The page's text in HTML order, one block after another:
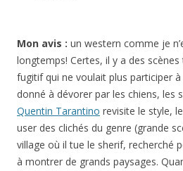
Mon avis : un western comme je
longtemps! Certes, il y a des
fugitif qui ne voulait plus participer à
donné à dévorer par les chiens, les
Quentin Tarantino revisite le style,
user des clichés du genre (grande
village où il tue le sherif, recherché
à montrer de grands paysages.